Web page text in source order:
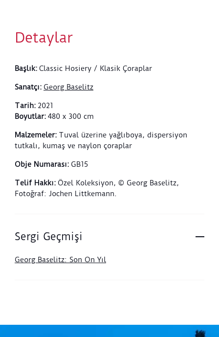
Detaylar
Başlık: Classic Hosiery / Klasik Çoraplar
Sanatçı: Georg Baselitz
Tarih: 2021
Boyutlar: 480 x 300 cm
Malzemeler: Tuval üzerine yağlıboya, dispersiyon
tutkalı, kumaş ve naylon çoraplar
Obje Numarası: GB15
Telif Hakkı: Özel Koleksiyon, © Georg Baselitz,
Fotoğraf: Jochen Littkemann.
Sergi Geçmişi
Georg Baselitz: Son On Yıl